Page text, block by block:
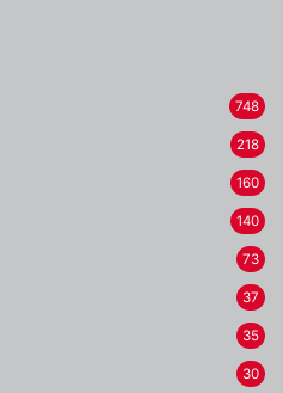
748
218
160
140
73
37
35
30